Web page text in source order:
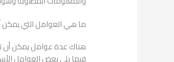
ما هي العوامل التي يمكن
هناك عدة عوامل يمكن أن
فيما يلي بعض العوامل